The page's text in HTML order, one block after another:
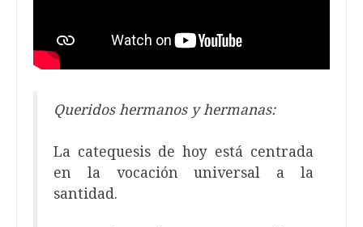
Queridos hermanos y hermanas:
La catequesis de hoy está centrada
en la vocación universal a la
santidad.